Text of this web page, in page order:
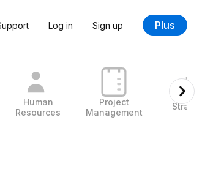
Log in Sign up Plus
Human
Resources
Project
Management